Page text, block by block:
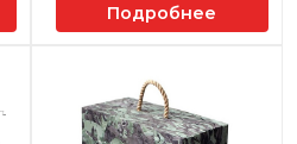
Подробнее